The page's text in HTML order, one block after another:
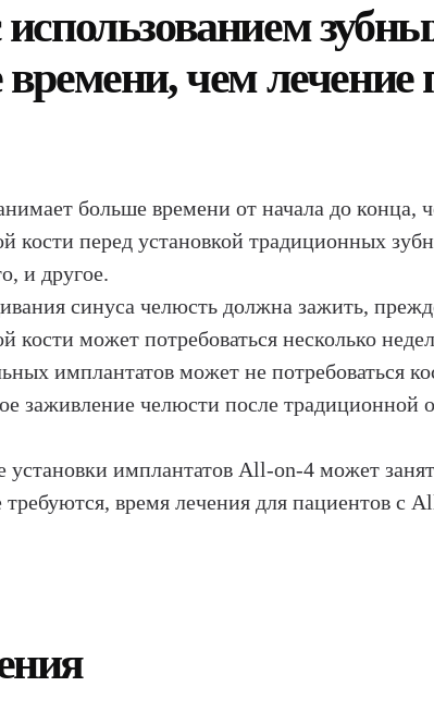
чем лечение
больше времени от начала до
кости перед установкой традиционных
и другое.
синуса челюсть должна зажить,
может потребоваться несколько
имплантатов может не потребоваться
заживление челюсти после
имплантатов All-on-4 может
время лечения для пациентов с